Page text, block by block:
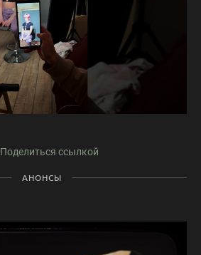
Поделиться ссылкой
АНОНСЫ